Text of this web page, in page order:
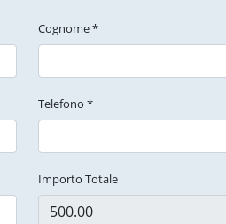
Cognome *
Telefono *
Importo Totale